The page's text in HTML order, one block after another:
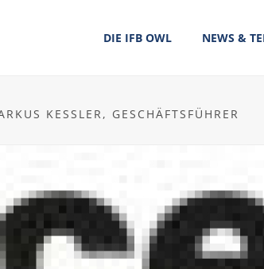
DIE IFB OWL NEWS &
KESSLER, GESCHÄFTSFÜHRER